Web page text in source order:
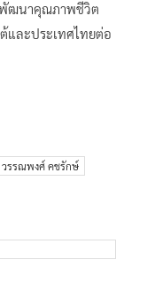
พัฒนาคุณภาพชีวิต
และประเทศไทยต่อ
วรรณพงศ์ คชรักษ์